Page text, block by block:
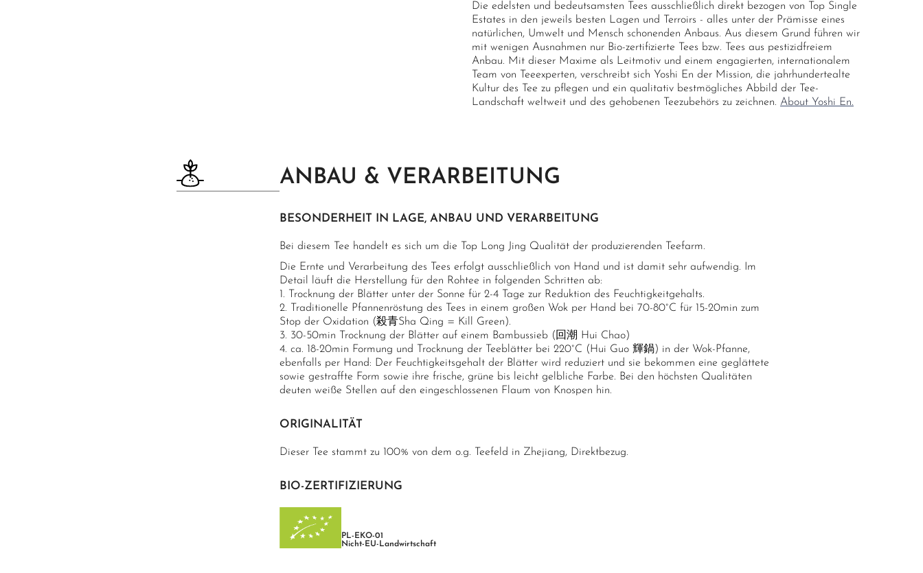
Die edelsten und bedeutsamsten Tees ausschließlich direkt bezogen von Top Single
Estates in den jeweils besten Lagen und Terroirs - alles unter der Prämisse eines
natürlichen, Umwelt und Mensch schonenden Anbaus. Aus diesem Grund führen wir
mit wenigen Ausnahmen nur Bio-zertifizierte Tees bzw. Tees aus pestizidfreiem
Anbau. Mit dieser Maxime als Leitmotiv und einem engagierten, internationalem
Team von Teeexperten, verschreibt sich Yoshi En der Mission, die jahrhundertealte
Kultur des Tee zu pflegen und ein qualitativ bestmögliches Abbild der Tee-
Landschaft weltweit und des gehobenen Teezubehörs zu zeichnen. About Yoshi En.
ANBAU & VERARBEITUNG
BESONDERHEIT IN LAGE, ANBAU UND VERARBEITUNG
Bei diesem Tee handelt es sich um die Top Long Jing Qualität der produzierenden Teefarm.
Die Ernte und Verarbeitung des Tees erfolgt ausschließlich von Hand und ist damit sehr aufwendig. Im
Detail läuft die Herstellung für den Rohtee in folgenden Schritten ab:
1. Trocknung der Blätter unter der Sonne für 2-4 Tage zur Reduktion des Feuchtigkeitgehalts.
2. Traditionelle Pfannenröstung des Tees in einem großen Wok per Hand bei 70-80°C für 15-20min zum
Stop der Oxidation (殺青Sha Qing = Kill Green).
3. 30-50min Trocknung der Blätter auf einem Bambussieb (回潮 Hui Chao)
4. ca. 18-20min Formung und Trocknung der Teeblätter bei 220°C (Hui Guo 輝鍋) in der Wok-Pfanne,
ebenfalls per Hand: Der Feuchtigkeitsgehalt der Blätter wird reduziert und sie bekommen eine geglättete
sowie gestraffte Form sowie ihre frische, grüne bis leicht gelbliche Farbe. Bei den höchsten Qualitäten
deuten weiße Stellen auf den eingeschlossenen Flaum von Knospen hin.
ORIGINALITÄT
Dieser Tee stammt zu 100% von dem o.g. Teefeld in Zhejiang, Direktbezug.
BIO-ZERTIFIZIERUNG
PL-EKO-01
Nicht-EU-Landwirtschaft